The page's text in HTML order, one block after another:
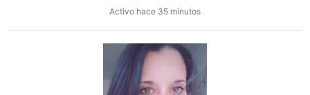
Activo hace 35 minutos